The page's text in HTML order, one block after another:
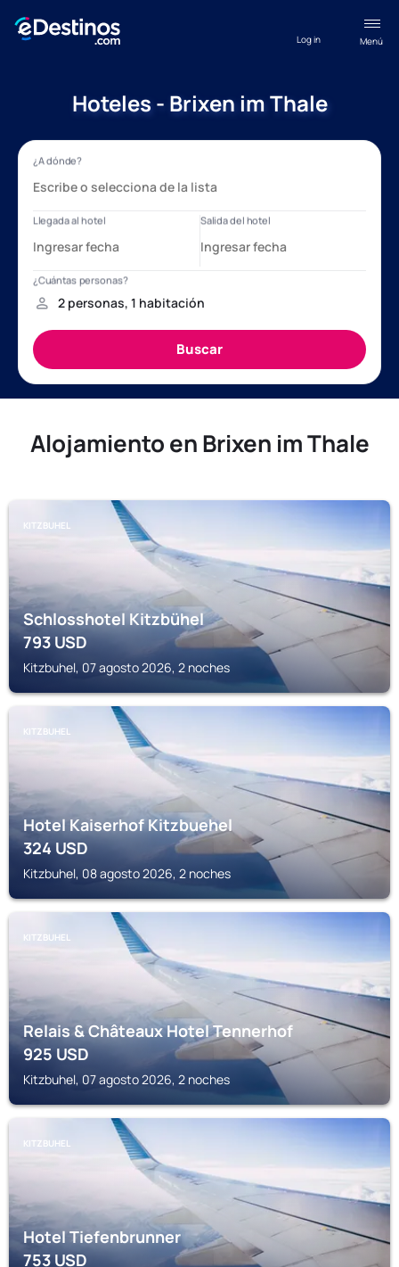
Menú
Log in
Hoteles - Brixen im Thale
Alojamiento en Brixen im Thale
KITZBUHEL
Schlosshotel Kitzbühel
793USD
Kitzbuhel, 07 agosto 2026, 2 noches
KITZBUHEL
Hotel Kaiserhof Kitzbuehel
324USD
Kitzbuhel, 08 agosto 2026, 2 noches
KITZBUHEL
Relais & Châteaux Hotel Tennerhof
925USD
Kitzbuhel, 07 agosto 2026, 2 noches
KITZBUHEL
Hotel Tiefenbrunner
753USD